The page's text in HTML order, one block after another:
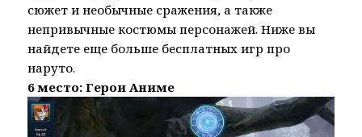
сюжет и необычные сражения, а также
непривычные костюмы персонажей. Ниже вы
найдете еще больше бесплатных игр про
наруто.
6 место: Герои Аниме